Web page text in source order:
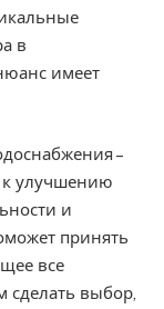
в
имеет
–
к улучшению
и
принять
все
сделать выбор,